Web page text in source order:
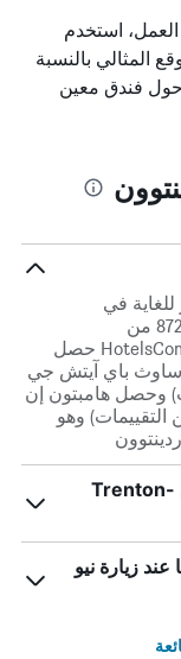
استخدم
المثالي بالنسبة
فندق معين
في
بوردينتوون حصل على تصنيف 7.2 من أصل 872 من
التقييمات.وفقاً لتعليقات مستخدمي HotelsCombined حصل
ساوث باي آيتش جي
من التقييمات) وحصل هامبتون إن
(على تصنيف 8.1 من أصل 338 من التقييمات) وهو
هل يوجد أي فنادق في بوردينتوون قريبة من Trenton-
زيارة نيو